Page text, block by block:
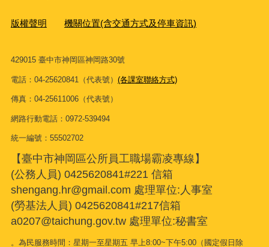
版權聲明 機關位置(含交通方式及停車資訊)
429015 臺中市神岡區神岡路30號
電話：04-25620841（代表號） (各課室聯絡方式)
傳真：04-25611006（代表號）
網路行動電話：0972-539494
統一編號：55502702
【臺中市神岡區公所員工職場霸凌專線】
(公務人員) 0425620841#221 信箱
shengang.hr@gmail.com 處理單位:人事室
(勞基法人員) 0425620841#217信箱
a0207@taichung.gov.tw 處理單位:秘書室
。為民服務時間：星期一至星期五 早上8:00~下午5:00（國定假日除